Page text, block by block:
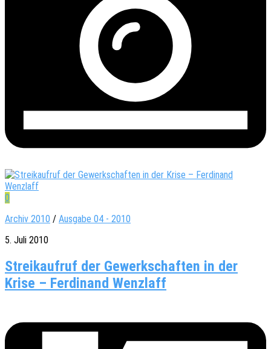
0
Archiv 2010 / Ausgabe 04 - 2010
5. Juli 2010
Streikaufruf der Gewerkschaften in der
Krise – Ferdinand Wenzlaff